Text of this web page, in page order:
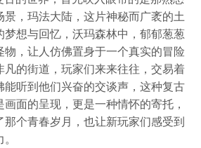
，玛法大陆，这片神秘而广袤的土
想与回忆，沃玛森林中，郁郁葱葱
，让人仿佛置身于一个真实的冒险
的街道，玩家们来来往往，交易着
听到他们兴奋的交谈声，这种复古
面的呈现，更是一种情怀的寄托，
个青春岁月，也让新玩家们感受到